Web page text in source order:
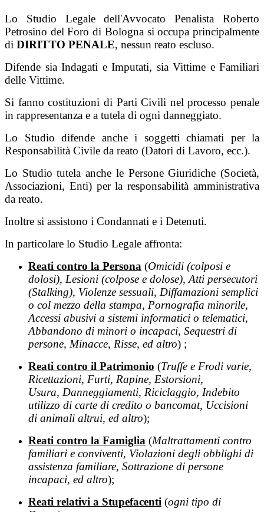
Lo Studio Legale dell'Avvocato Penalista Roberto
Petrosino del Foro di Bologna si occupa principalmente
di DIRITTO PENALE, nessun reato escluso.
Difende sia Indagati e Imputati, sia Vittime e Familiari
delle Vittime.
Si fanno costituzioni di Parti Civili nel processo penale
in rappresentanza e a tutela di ogni danneggiato.
Lo Studio difende anche i soggetti chiamati per la
Responsabilità Civile da reato (Datori di Lavoro, ecc.).
Lo Studio tutela anche le Persone Giuridiche (Società,
Associazioni, Enti) per la responsabilità amministrativa
da reato.
Inoltre si assistono i Condannati e i Detenuti.
In particolare lo Studio Legale affronta:
Reati contro la Persona (Omicidi (colposi e
dolosi), Lesioni (colpose e dolose), Atti persecutori
(Stalking), Violenze sessuali, Diffamazioni semplici
o col mezzo della stampa, Pornografia minorile,
Accessi abusivi a sistemi informatici o telematici,
Abbandono di minori o incapaci, Sequestri di
persone, Minacce, Risse, ed altro) ;
Reati contro il Patrimonio (Truffe e Frodi varie,
Ricettazioni, Furti, Rapine, Estorsioni,
Usura, Danneggiamenti, Riciclaggio, Indebito
utilizzo di carte di credito o bancomat, Uccisioni
di animali altrui, ed altro);
Reati contro la Famiglia (Maltrattamenti contro
familiari e conviventi, Violazioni degli obblighi di
assistenza familiare, Sottrazione di persone
incapaci, ed altro);
Reati relativi a Stupefacenti (ogni tipo di